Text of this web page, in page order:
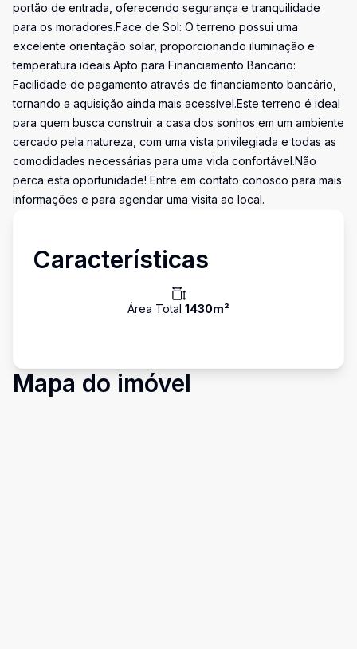
portão de entrada, oferecendo segurança e tranquilidade
para os moradores.Face de Sol: O terreno possui uma
excelente orientação solar, proporcionando iluminação e
temperatura ideais.Apto para Financiamento Bancário:
Facilidade de pagamento através de financiamento bancário,
tornando a aquisição ainda mais acessível.Este terreno é ideal
para quem busca construir a casa dos sonhos em um ambiente
cercado pela natureza, com uma vista privilegiada e todas as
comodidades necessárias para uma vida confortável.Não
perca esta oportunidade! Entre em contato conosco para mais
informações e para agendar uma visita ao local.
Características
Área Total 1430m²
Mapa do imóvel